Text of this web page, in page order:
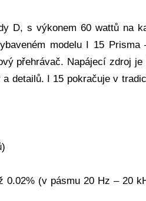
D, s výkonem 60 wattů na
modelu I 15
přehrávač. Napájecí zdroj
detailů. I 15 pokračuje v
(v pásmu 20 Hz – 20